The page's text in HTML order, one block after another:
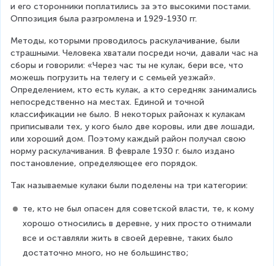
и его сторонники поплатились за это высокими постами.
Оппозиция была разгромлена и 1929-1930 гг.
Методы, которыми проводилось раскулачивание, были
страшными. Человека хватали посреди ночи, давали час на
сборы и говорили: «Через час ты не кулак, бери все, что
можешь погрузить на телегу и с семьей уезжай».
Определением, кто есть кулак, а кто середняк занимались
непосредственно на местах. Единой и точной
классификации не было. В некоторых районах к кулакам
приписывали тех, у кого было две коровы, или две лошади,
или хороший дом. Поэтому каждый район получал свою
норму раскулачивания. В феврале 1930 г. было издано
постановление, определяющее его порядок.
Так называемые кулаки были поделены на три категории:
те, кто не был опасен для советской власти, те, к кому
хорошо относились в деревне, у них просто отнимали
все и оставляли жить в своей деревне, таких было
достаточно много, но не большинство;